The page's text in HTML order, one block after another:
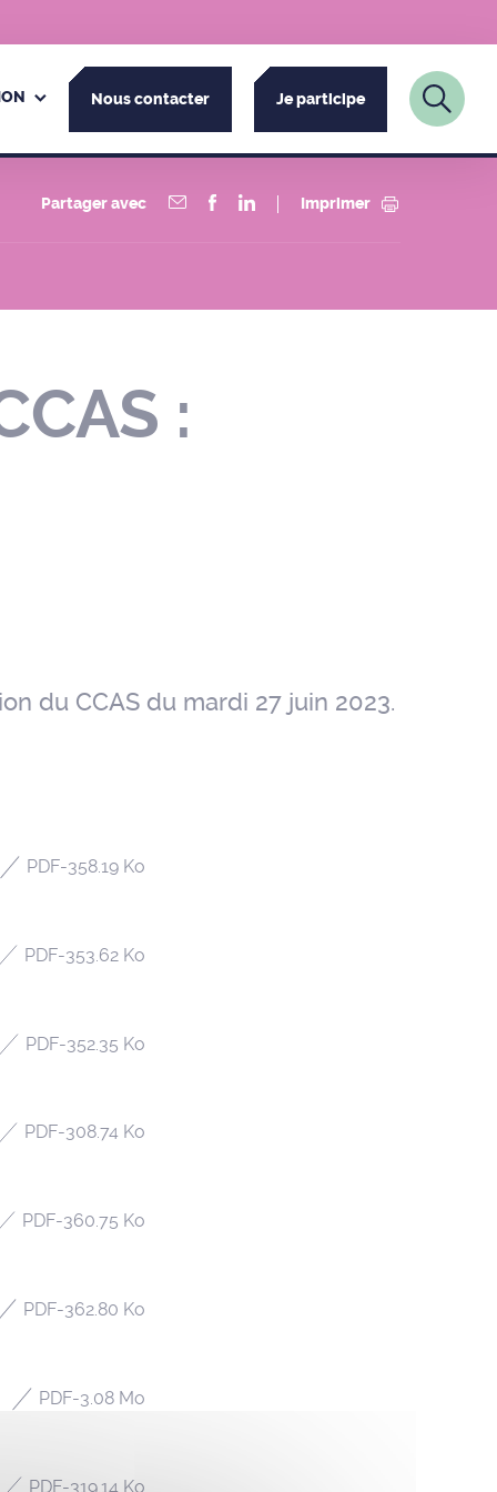
Nous contacter Je participe
Partager avec Imprimer
:
du CCAS du mardi 27 juin 2023.
PDF-358.19 Ko
PDF-353.62 Ko
PDF-352.35 Ko
PDF-308.74 Ko
PDF-360.75 Ko
PDF-362.80 Ko
PDF-3.08 Mo
PDF-319.14 Ko